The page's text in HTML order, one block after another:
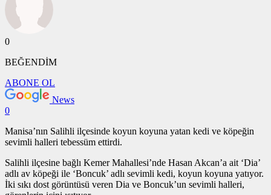
0
BEĞENDİM
ABONE OL
News
0
Manisa’nın Salihli ilçesinde koyun koyuna yatan kedi ve köpeğin
sevimli halleri tebessüm ettirdi.
Salihli ilçesine bağlı Kemer Mahallesi’nde Hasan Akcan’a ait ‘Dia’
adlı av köpeği ile ‘Boncuk’ adlı sevimli kedi, koyun koyuna yatıyor.
İki sıkı dost görüntüsü veren Dia ve Boncuk’un sevimli halleri,